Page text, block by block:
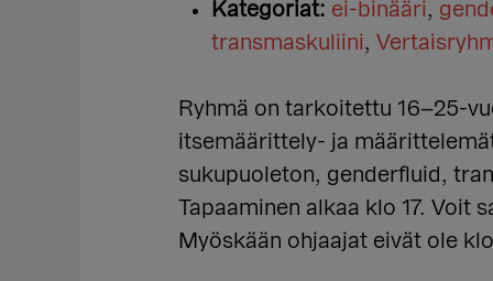
Kategoriat: ei-binääri,
transmaskuliini,
Ryhmä on tarkoitettu 16–25-
itsemäärittely- ja
sukupuoleton, genderfluid,
Tapaaminen alkaa klo 17. Voit
Myöskään ohjaajat eivät ole